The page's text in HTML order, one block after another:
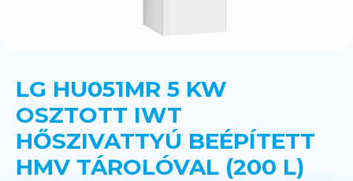
LG HU051MR 5 KW
OSZTOTT IWT
HŐSZIVATTYÚ BEÉPÍTETT
HMV TÁROLÓVAL (200 L)